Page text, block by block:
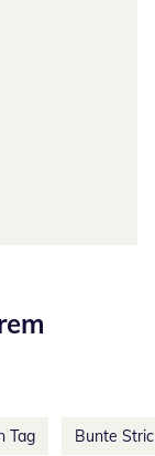
Tag Bunte